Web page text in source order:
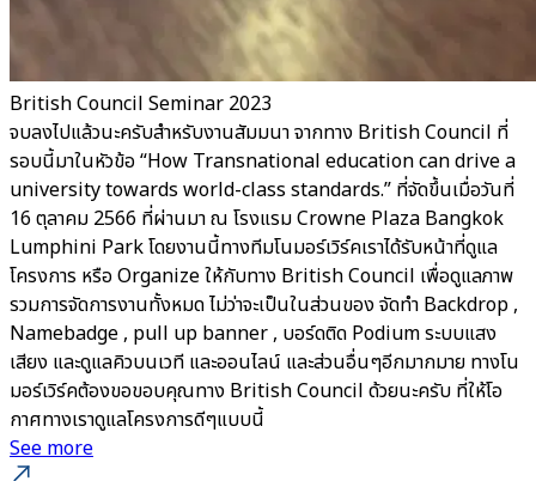
British Council Seminar 2023
จบลงไปแล้วนะครับสำหรับงานสัมมนา จากทาง British Council ที่
รอบนี้มาในหัวข้อ “How Transnational education can drive a
university towards world-class standards.” ที่จัดขึ้นเมื่อวันที่
16 ตุลาคม 2566 ที่ผ่านมา ณ โรงแรม Crowne Plaza Bangkok
Lumphini Park โดยงานนี้ทางทีมโนมอร์เวิร์คเราได้รับหน้าที่ดูแล
โครงการ หรือ Organize ให้กับทาง British Council เพื่อดูแลภาพ
รวมการจัดการงานทั้งหมด ไม่ว่าจะเป็นในส่วนของ จัดทำ Backdrop ,
Namebadge , pull up banner , บอร์ดติด Podium ระบบแสง
เสียง และดูแลคิวบนเวที และออนไลน์ และส่วนอื่นๆอีกมากมาย ทางโน
มอร์เวิร์คต้องขอขอบคุณทาง British Council ด้วยนะครับ ที่ให้โอ
กาศทางเราดูแลโครงการดีๆแบบนี้
See more